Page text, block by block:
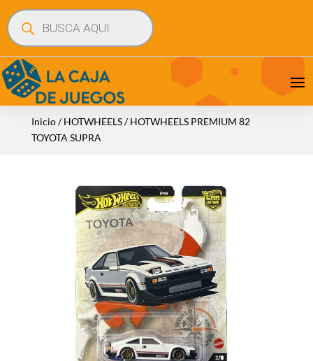
Búsqueda
de
productos
Inicio/HOTWHEELS/ HOTWHEELS PREMIUM 82
TOYOTA SUPRA